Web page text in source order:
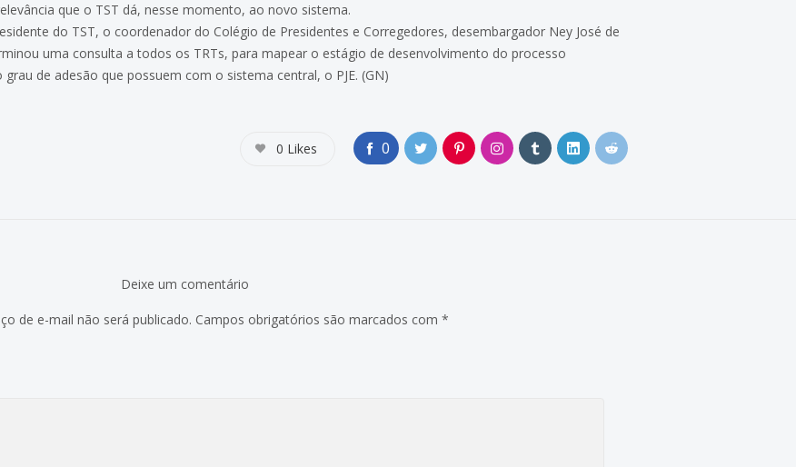
que o TST dá, nesse momento, ao novo sistema.
do TST, o coordenador do Colégio de Presidentes e Corregedores, desembargador Ney José de
uma consulta a todos os TRTs, para mapear o estágio de desenvolvimento do processo
de adesão que possuem com o sistema central, o PJE. (GN)
0
0 Likes
Deixe um comentário
de e-mail não será publicado. Campos obrigatórios são marcados com *